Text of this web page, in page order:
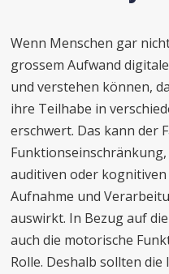
Wenn Menschen gar
grossem Aufwand
und verstehen können,
ihre Teilhabe in
erschwert. Das kann der
auditiven oder kognitiven
Aufnahme und
auswirkt. In Bezug auf
auch die motorische
Rolle. Deshalb sollten